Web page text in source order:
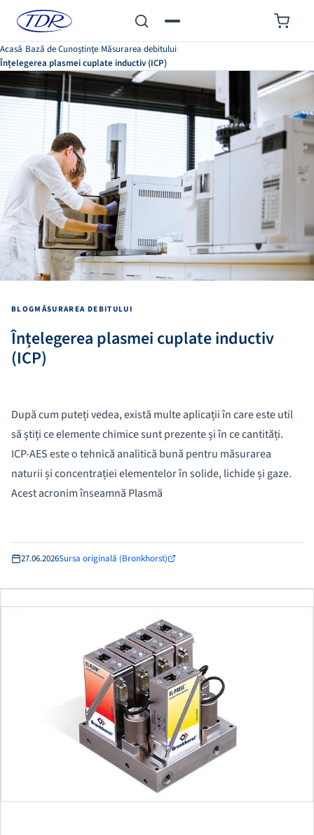
Acasă›Bază de Cunoștințe›Măsurarea debitului›
Înțelegerea plasmei cuplate inductiv (ICP)
BLOGMĂSURAREA DEBITULUI
Înțelegerea plasmei cuplate inductiv
(ICP)
După cum puteți vedea, există multe aplicații în care este util
să știți ce elemente chimice sunt prezente și în ce cantități.
ICP-AES este o tehnică analitică bună pentru măsurarea
naturii și concentrației elementelor în solide, lichide și gaze.
Acest acronim înseamnă Plasmă
27.06.2026Sursa originală (Bronkhorst)